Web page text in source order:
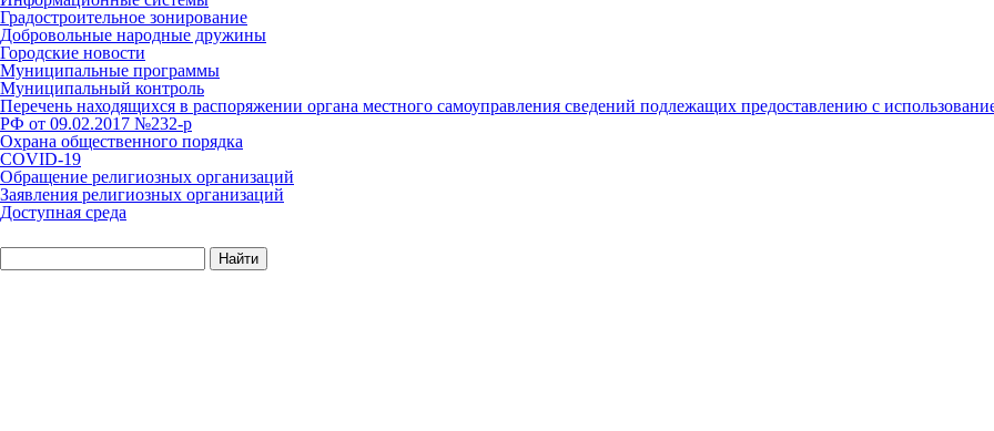
Градостроительное зонирование
Добровольные народные дружины
Городские новости
Муниципальные программы
Муниципальный контроль
Перечень находящихся в распоряжении органа местного самоуправления сведений подлежащих предоставлению с
РФ от 09.02.2017 №232-р
Охрана общественного порядка
COVID-19
Обращение религиозных организаций
Заявления религиозных организаций
Доступная среда
Найти